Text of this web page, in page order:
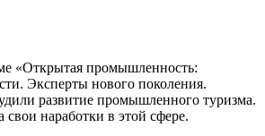
«Открытая промышленность:
Эксперты нового поколения.
развитие промышленного туризма.
свои наработки в этой сфере.